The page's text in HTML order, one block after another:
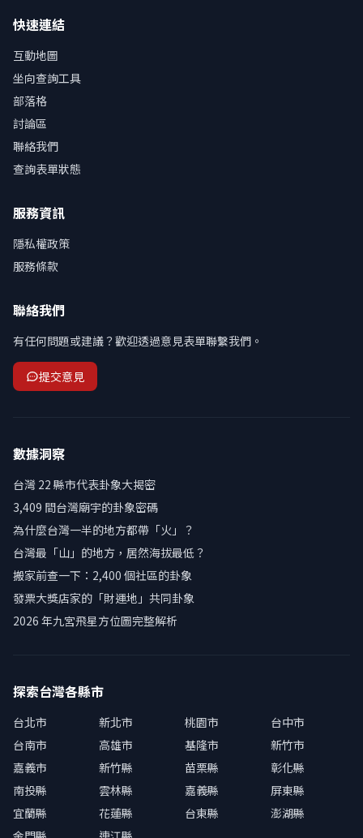
快速連結
互動地圖
坐向查詢工具
部落格
討論區
聯絡我們
查詢表單狀態
服務資訊
隱私權政策
服務條款
聯絡我們
有任何問題或建議？歡迎透過意見表單聯繫我們。
提交意見
數據洞察
台灣 22 縣市代表卦象大揭密
3,409 間台灣廟宇的卦象密碼
為什麼台灣一半的地方都帶「火」？
台灣最「山」的地方，居然海拔最低？
搬家前查一下：2,400 個社區的卦象
發票大獎店家的「財運地」共同卦象
2026 年九宮飛星方位圖完整解析
探索台灣各縣市
台北市 新北市 桃園市
台中市
台南市
高雄市 基隆市
新竹市
嘉義市
新竹縣 苗栗縣
彰化縣
南投縣
雲林縣 嘉義縣
屏東縣
宜蘭縣
花蓮縣 台東縣
澎湖縣